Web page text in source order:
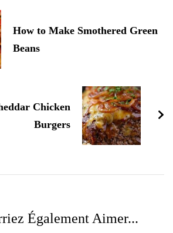
How to Make Smothered Green
Beans
Chicken
Burgers
Également Aimer...